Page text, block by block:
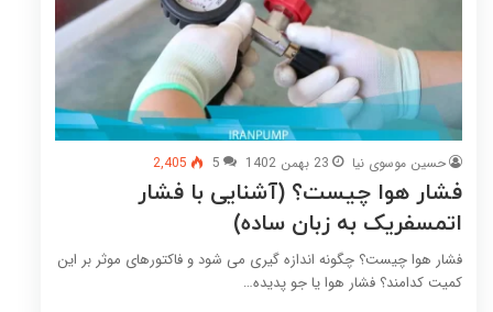
حسین موسوی نیا 23 بهمن 1402 5
2,405
فشار هوا چیست؟ (آشنایی با فشار
اتمسفریک به زبان ساده)
فشار هوا چیست؟ چگونه اندازه گیری می شود و فاکتورهای موثر بر این
کمیت کدامند؟ فشار هوا یا جو پدیده…